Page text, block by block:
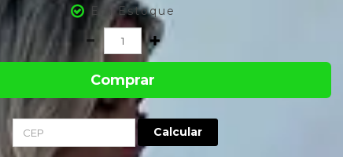
Em Estoque
Comprar
Calcular